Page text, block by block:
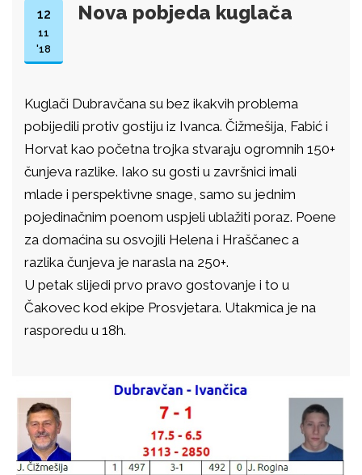
12
11
'18
Nova pobjeda kuglača
Kuglači Dubravčana su bez ikakvih problema
pobijedili protiv gostiju iz Ivanca. Čižmešija, Fabić i
Horvat kao početna trojka stvaraju ogromnih 150+
čunjeva razlike. Iako su gosti u završnici imali
mlade i perspektivne snage, samo su jednim
pojedinačnim poenom uspjeli ublažiti poraz. Poene
za domaćina su osvojili Helena i Hraščanec a
razlika čunjeva je narasla na 250+.
U petak slijedi prvo pravo gostovanje i to u
Čakovec kod ekipe Prosvjetara. Utakmica je na
rasporedu u 18h.